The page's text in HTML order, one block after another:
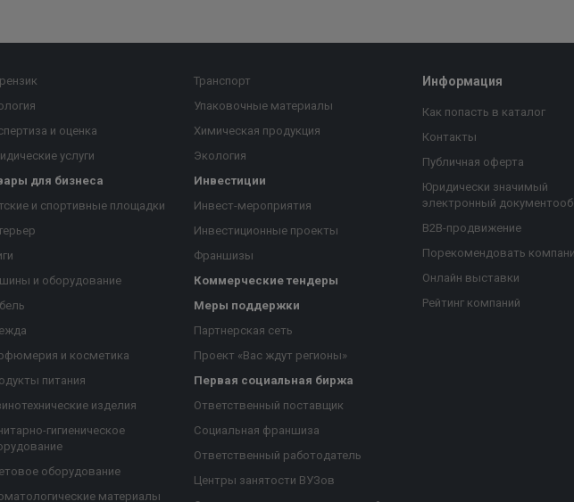
и оценка
услуги
для бизнеса
и спортивные площадки
и оборудование
и косметика
питания
изделия
гигиеническое
оборудование
материалы
Транспорт
Упаковочные материалы
Химическая продукция
Экология
Инвестиции
Инвест-мероприятия
Инвестиционные проекты
Франшизы
Коммерческие тендеры
Меры поддержки
Партнерская сеть
Проект «Вас ждут регионы»
Первая социальная биржа
Ответственный поставщик
Социальная франшиза
Ответственный работодатель
Центры занятости ВУЗов
Информация
Как попасть в каталог
Контакты
Публичная оферта
Юридически значимый
электронный
B2B-продвижение
Порекомендовать
Онлайн выставки
Рейтинг компаний